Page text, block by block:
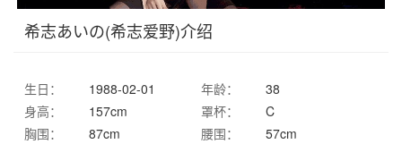
希志あいの(希志爱野)介绍
生日： 1988-02-01 年龄：
38
身高：
157cm 罩杯：
C
胸围：
87cm 腰围：
57cm